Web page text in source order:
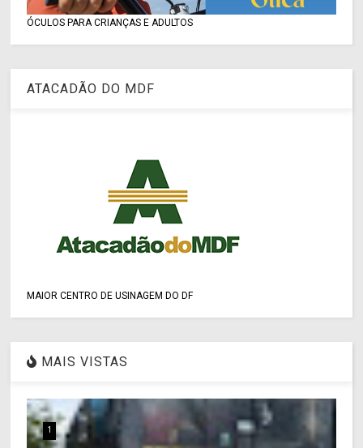
ÓCULOS PARA CRIANÇAS E ADULTOS
ATACADÃO DO MDF
MAIOR CENTRO DE USINAGEM DO DF
MAIS VISTAS
1